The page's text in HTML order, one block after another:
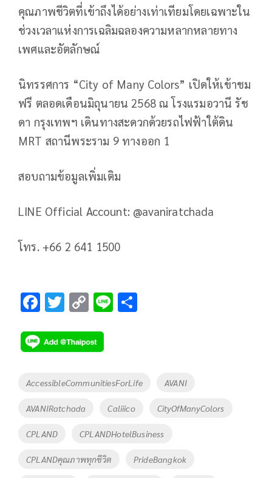
คุณภาพชีวิตที่เข้าถึงได้อย่างเท่าเทียมโดยเฉพาะใน
ช่วงเวลาแห่งการเฉลิมฉลองความหลากหลายทาง
เพศและอัตลักษณ์
นิทรรศการ “City of Many Colors” เปิดให้เข้าชม
ฟรี ตลอดเดือนมิถุนายน 2568 ณ โรงแรมอวานี รัช
ดา กรุงเทพฯ เดินทางสะดวกด้วยรถไฟฟ้าใต้ดิน
MRT สถานีพระราม 9 ทางออก 1
สอบถามข้อมูลเพิ่มเติม
LINE Official Account: @avaniratchada
โทร. +66 2 641 1500
F
e
b
o
o
k
T
tt
er
C
p
y
Li
Li
Tags
AccessibleCommunitiesForLife AVANI
AVANIRatchada Caliiico CityOfManyColors
CPLAND CPLANDHotelBusiness
CPLANDคุณภาพทุกชีวิต PrideBangkok